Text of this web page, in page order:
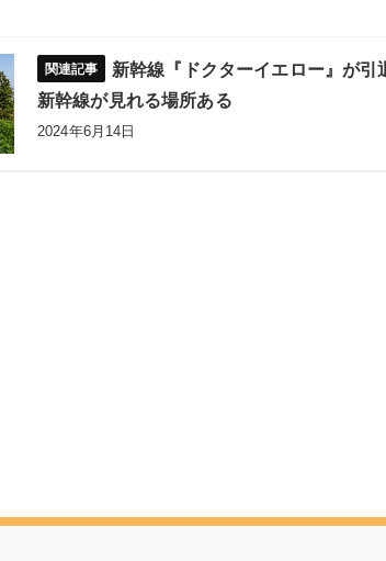
新幹線『ドクターイエロー』が引
新幹線が見れる場所ある
2024年6月14日